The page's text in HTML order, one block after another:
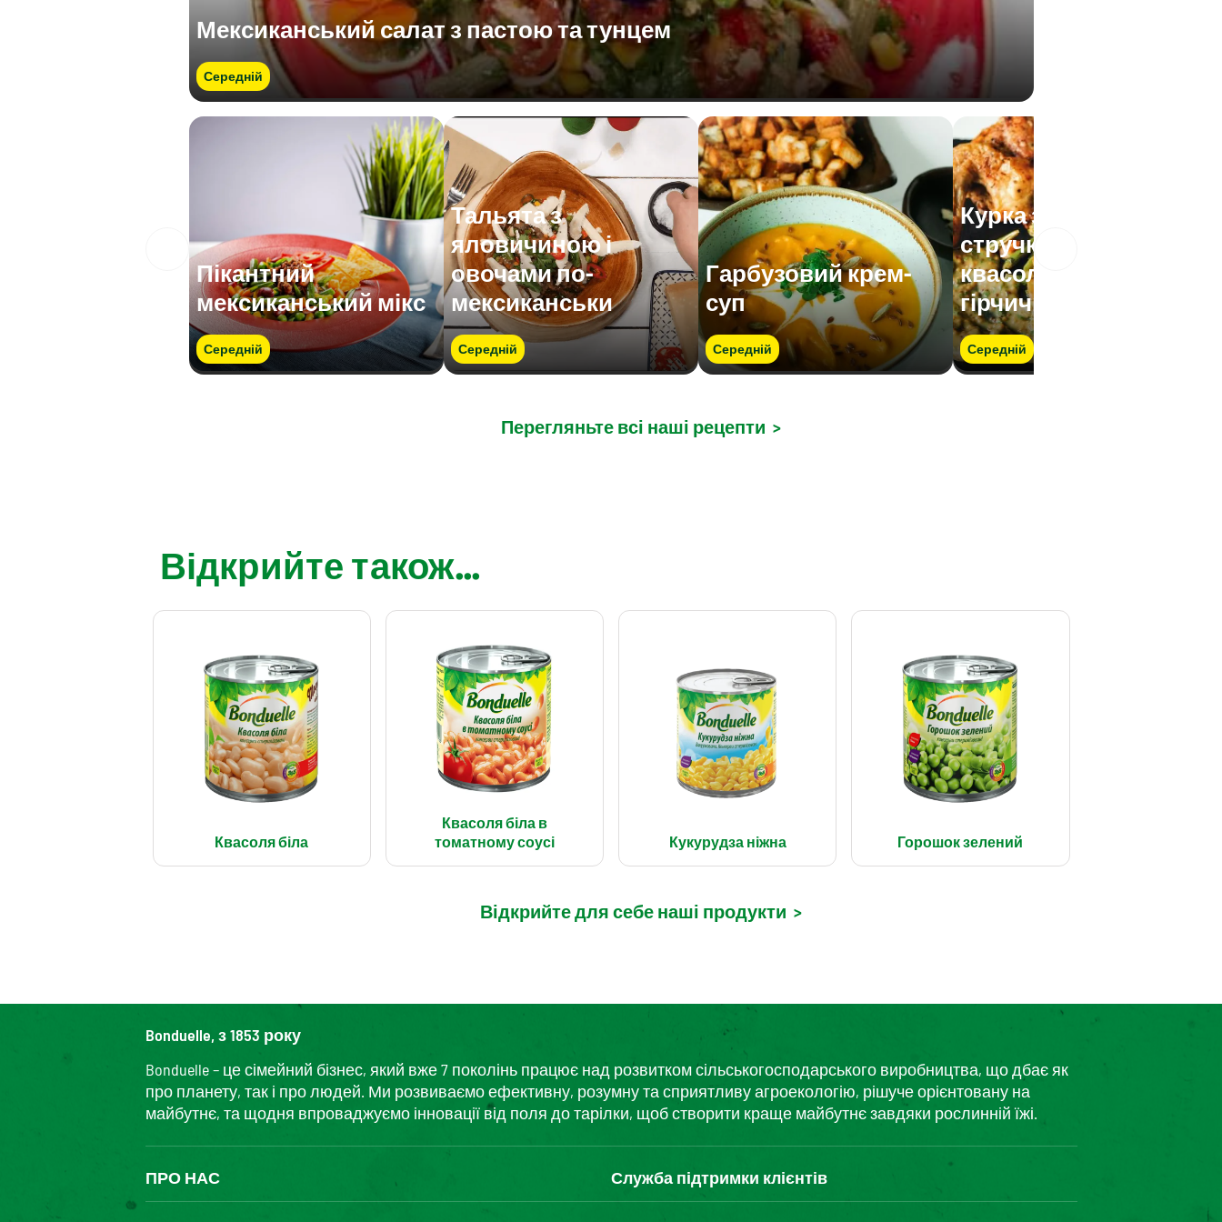
Мексиканський салат з пастою та тунцем
Середній
Пікантний
мексиканський мікс
Середній
Тальята з
яловичиною і
овочами по-
мексиканськи
Середній
Гарбузовий крем-
суп
Середній
Курка з зеленою
стручковою
квасолею та
гірчичним соусом
Середній
Перегляньте всі наші рецепти >
Відкрийте також...
Квасоля біла
Квасоля біла в
томатному соусі
Кукурудза ніжна Горошок зелений
Відкрийте для себе наші продукти >
Bonduelle, з 1853 року
Bonduelle – це сімейний бізнес, який вже 7 поколінь працює над розвитком сільськогосподарського виробництва, що дбає як
про планету, так і про людей. Ми розвиваємо ефективну, розумну та сприятливу агроекологію, рішуче орієнтовану на
майбутнє, та щодня впроваджуємо інновації від поля до тарілки, щоб створити краще майбутнє завдяки рослинній їжі.
ПРО НАС
Служба підтримки клієнтів